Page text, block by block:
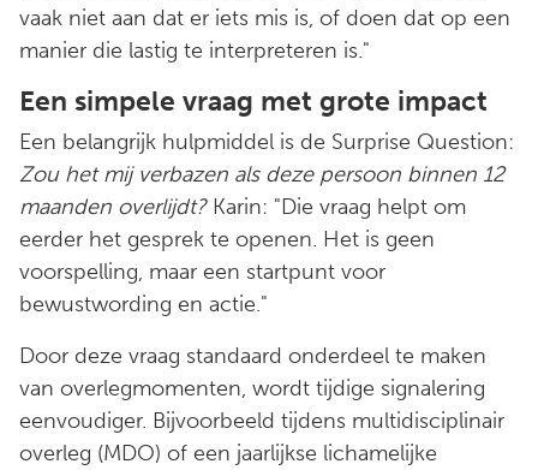
vaak niet aan dat er iets mis is, of doen dat op een
manier die lastig te interpreteren is."
Een simpele vraag met grote impact
Een belangrijk hulpmiddel is de Surprise Question:
Zou het mij verbazen als deze persoon binnen 12
maanden overlijdt?Karin: "Die vraag helpt om
eerder het gesprek te openen. Het is geen
voorspelling, maar een startpunt voor
bewustwording en actie."
Door deze vraag standaard onderdeel te maken
van overlegmomenten, wordt tijdige signalering
eenvoudiger. Bijvoorbeeld tijdens multidisciplinair
overleg (MDO) of een jaarlijkse lichamelijke